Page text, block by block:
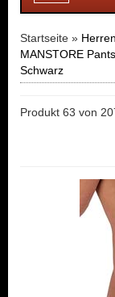
navigation
Startseite »
MANSTORE Pants
Schwarz
Produkt 63 von